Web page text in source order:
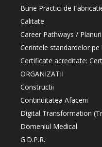
Bune Practici de
Calitate
Career Pathways /
Cerintele standardelor
Certificate acreditate:
ORGANIZATII
Constructii
Continuitatea Afacerii
Digital Transformation
Domeniul Medical
G.D.P.R.